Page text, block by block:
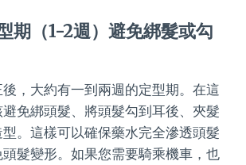
期（1-2週）避免綁髮或勾
，大約有一到兩週的定型期。在這
免綁頭髮、將頭髮勾到耳後、夾髮
。這樣可以確保藥水完全滲透頭髮
髮變形。如果您需要騎乘機車，也